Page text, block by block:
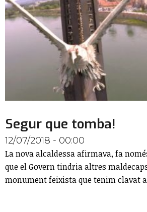
Segur que tomba!
12/07/2018 - 00:00
La nova alcaldessa afirmava, fa
que el Govern tindria altres
monument feixista que tenim clavat